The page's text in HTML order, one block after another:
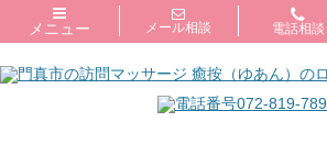
メニュー メール相談 電話相談